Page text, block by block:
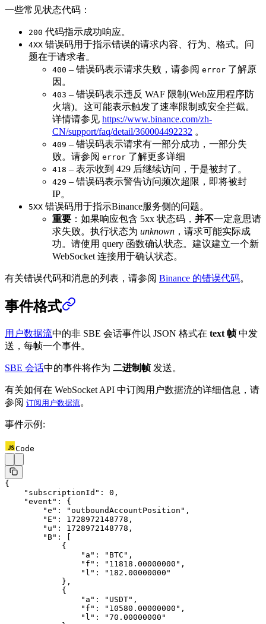
一些常见状态代码：
200 代码指示成功响应。
4XX 错误码用于指示错误的请求内容、行为、格式。问
题在于请求者。
400 – 错误码表示请求失败，请参阅 error 了解原
因。
403 – 错误码表示违反 WAF 限制(Web应用程序防
火墙)。这可能表示触发了速率限制或安全拦截。
详情请参见 https://www.binance.com/zh-
CN/support/faq/detail/360004492232 。
409 – 错误码表示请求有一部分成功，一部分失
败。请参阅 error 了解更多详细
418 – 表示收到 429 后继续访问，于是被封了。
429 – 错误码表示警告访问频次超限，即将被封
IP。
5XX 错误码用于指示Binance服务侧的问题。
重要 ：如果响应包含 5xx 状态码， 并不一定意思请
求失败。执行状态为 unknown ，请求可能实际成
功。请使用 query 函数确认状态。建议建立一个新
WebSocket 连接用于确认状态。
有关错误代码和消息的列表，请参阅 Binance 的错误代码。
事件格式
用户数据流中的非 SBE 会话事件以 JSON 格式在 text 帧中发
送，每帧一个事件。
SBE 会话中的事件将作为 二进制帧发送。
有关如何在 WebSocket API 中订阅用户数据流的详细信息，请
参阅 订阅用户数据流。
事件示例:
Code
{
    "subscriptionId"
: 0 ,
    "event"
: {
        "e"
: "outboundAccountPosition" ,
        "E"
: 1728972148778 ,
        "u"
: 1728972148778 ,
        "B"
: [
            {
                "a"
: "BTC" ,
                "f"
: "11818.00000000" ,
                "l"
:
"182.00000000"
            },
            {
                "a"
: "USDT" ,
                "f"
: "10580.00000000" ,
                "l"
:
"70.00000000"